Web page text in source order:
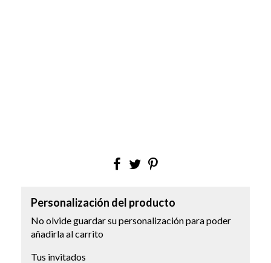
Personalización del producto
No olvide guardar su personalización para poder
añadirla al carrito
Tus invitados